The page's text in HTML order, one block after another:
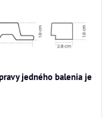
jedného balenia je